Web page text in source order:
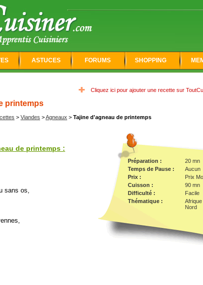
ASTUCES FORUMS SHOPPING
Cliquez ici pour ajouter une recette sur
printemps
> Viandes >Agneaux > Tajine d'agneau de printemps
Préparation :
20 mn
Temps de Pause :
Aucun
Prix :
Prix
Cuisson :
90 mn
Difficulté :
Facile
Thématique :
Afrique
Nord
de printemps :
sans os,